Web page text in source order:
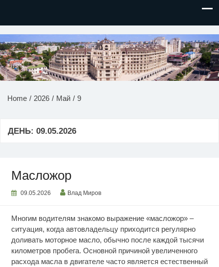
НОВОСТИ ПРИДНЕСТРОВЬЯ
Home 2026 Май 9
ДЕНЬ: 09.05.2026
Масложор
09.05.2026 Влад Миров
Многим водителям знакомо выражение «масложор» –
ситуация, когда автовладельцу приходится регулярно
доливать моторное масло, обычно после каждой тысячи
километров пробега. Основной причиной увеличенного
расхода масла в двигателе часто является естественный